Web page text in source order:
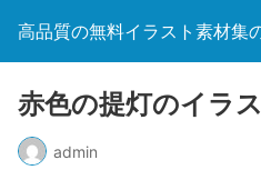
高品質の無料イラスト素材集
赤色の提灯のイラ
admin